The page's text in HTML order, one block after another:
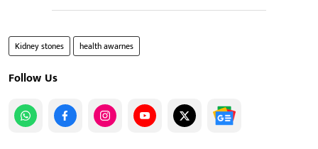
Kidney stones health awarnes
Follow Us